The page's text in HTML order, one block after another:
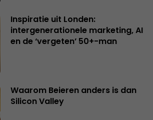
Inspiratie uit Londen:
intergenerationele marketing, AI
en de ‘vergeten’ 50+-man
Waarom Beieren anders is dan
Silicon Valley